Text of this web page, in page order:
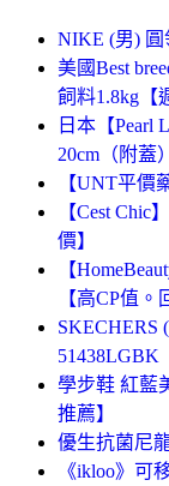
NIKE (男) 圓
美國Best
飼料1.8kg【
日本【Pearl
20cm（附蓋
【UNT平價
【Cest
價】
【
【高CP值。
SKECHERS
51438LGBK
學步鞋 紅藍
推薦】
優生抗菌尼
《ikloo》可